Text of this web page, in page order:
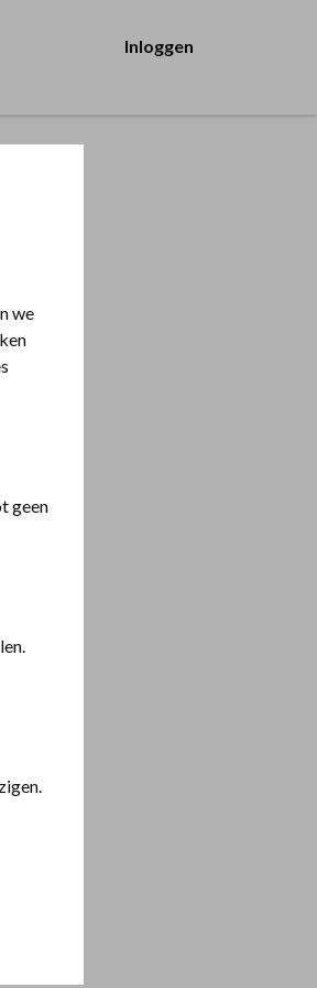
Inloggen
we
geen